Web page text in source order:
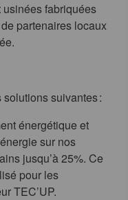
fabriquées
partenaires locaux
suivantes :
énergétique et
sur nos
jusqu’à 25%. Ce
pour les
TEC’UP.